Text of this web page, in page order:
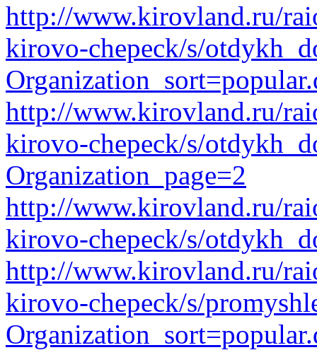
http://www.kirovland.ru/
kirovo-chepeck/s/
http://www.kirovland.ru/
kirovo-chepeck/s/
Organization_page=2
http://www.kirovland.ru/
kirovo-chepeck/s/
http://www.kirovland.ru/
kirovo-chepeck/s/